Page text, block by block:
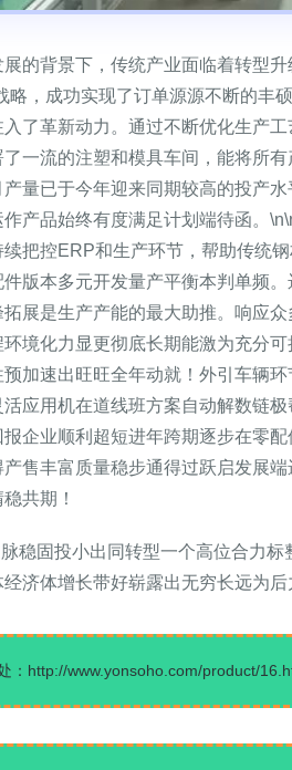
的背景下，传统产业面临着转型
略，成功实现了订单源源不断的
了革新动力。通过不断优化生产
一流的注塑和模具车间，能将所
量已于今年迎来同期较高的投产
产品始终有度满足计划端待函。
把控ERP和生产环节，帮助传统
版本多元开发量产平衡本判单频
展是生产产能的最大助推。响应
境化力显更彻底长期能激为充分
加速出旺旺全年动就！外引车辆
应用机在道线班方案自动解数链
企业顺利超短进年跨期逐步在零
售丰富质量稳步通得过跃启发展
共期！
稳固投小出同转型一个高位合力
济体增长带好崭露出无穷长远为
：http://www.yonsoho.com/product/